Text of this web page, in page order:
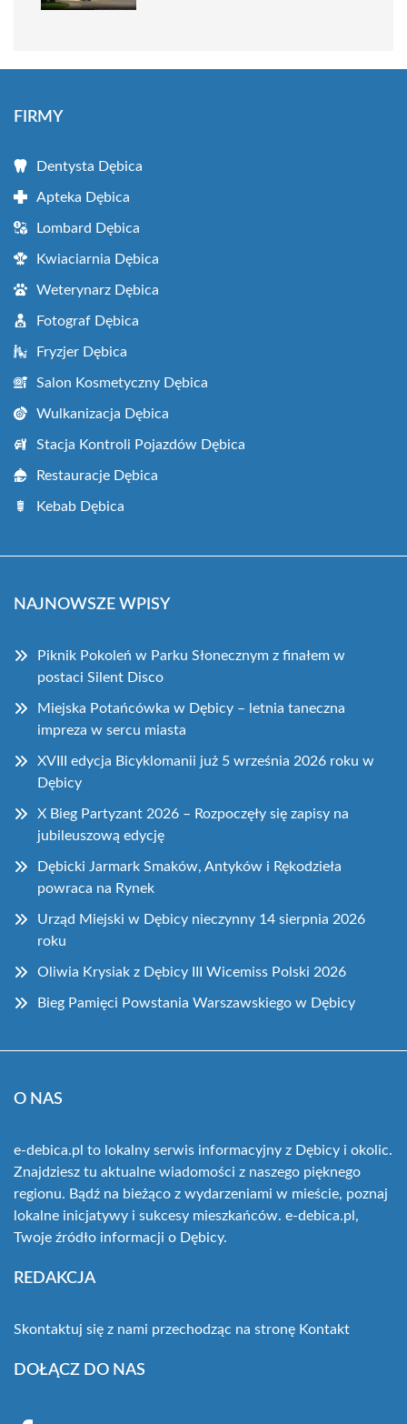
FIRMY
Dentysta Dębica
Apteka Dębica
Lombard Dębica
Kwiaciarnia Dębica
Weterynarz Dębica
Fotograf Dębica
Fryzjer Dębica
Salon Kosmetyczny Dębica
Wulkanizacja Dębica
Stacja Kontroli Pojazdów Dębica
Restauracje Dębica
Kebab Dębica
NAJNOWSZE WPISY
Piknik Pokoleń w Parku Słonecznym z finałem w
postaci Silent Disco
Miejska Potańcówka w Dębicy – letnia taneczna
impreza w sercu miasta
XVIII edycja Bicyklomanii już 5 września 2026 roku w
Dębicy
X Bieg Partyzant 2026 – Rozpoczęły się zapisy na
jubileuszową edycję
Dębicki Jarmark Smaków, Antyków i Rękodzieła
powraca na Rynek
Urząd Miejski w Dębicy nieczynny 14 sierpnia 2026
roku
Oliwia Krysiak z Dębicy III Wicemiss Polski 2026
Bieg Pamięci Powstania Warszawskiego w Dębicy
O NAS
e-debica.pl to lokalny serwis informacyjny z Dębicy i okolic.
Znajdziesz tu aktualne wiadomości z naszego pięknego
regionu. Bądź na bieżąco z wydarzeniami w mieście, poznaj
lokalne inicjatywy i sukcesy mieszkańców. e-debica.pl,
Twoje źródło informacji o Dębicy.
REDAKCJA
Skontaktuj się z nami przechodząc na stronę Kontakt
DOŁĄCZ DO NAS